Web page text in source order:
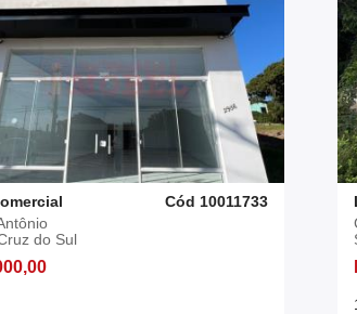
Cód 10011733
do Sul